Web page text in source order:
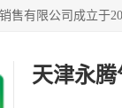
天津永腾